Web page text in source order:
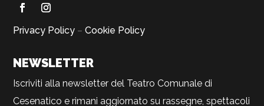
Privacy Policy –Cookie Policy
NEWSLETTER
Iscriviti alla newsletter del Teatro Comunale di
Cesenatico e rimani aggiornato su rassegne, spettacoli